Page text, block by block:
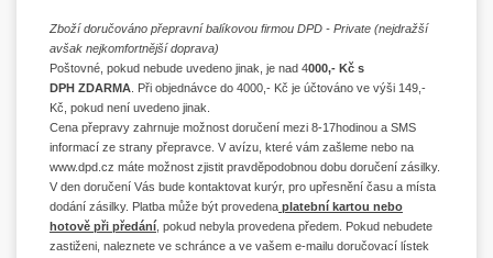
Zboží doručováno přepravní balíkovou firmou DPD - Private (nejdražší
avšak nejkomfortnější doprava)
Poštovné, pokud nebude uvedeno jinak, je nad 4000,- Kč s
DPH ZDARMA . Při objednávce do 4000,- Kč je účtováno ve výši 149,-
Kč, pokud není uvedeno jinak.
Cena přepravy zahrnuje možnost doručení mezi 8-17hodinou a SMS
informací ze strany přepravce. V avízu, které vám zašleme nebo na
www.dpd.cz máte možnost zjistit pravděpodobnou dobu doručení zásilky.
V den doručení Vás bude kontaktovat kurýr, pro upřesnění času a místa
dodání zásilky. Platba může být provedena platební kartou nebo
hotově při předání , pokud nebyla provedena předem. Pokud nebudete
zastiženi, naleznete ve schránce a ve vašem e-mailu doručovací lístek